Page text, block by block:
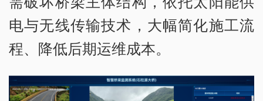
电与无线传输技术，大幅简化施工流
程、降低后期运维成本。